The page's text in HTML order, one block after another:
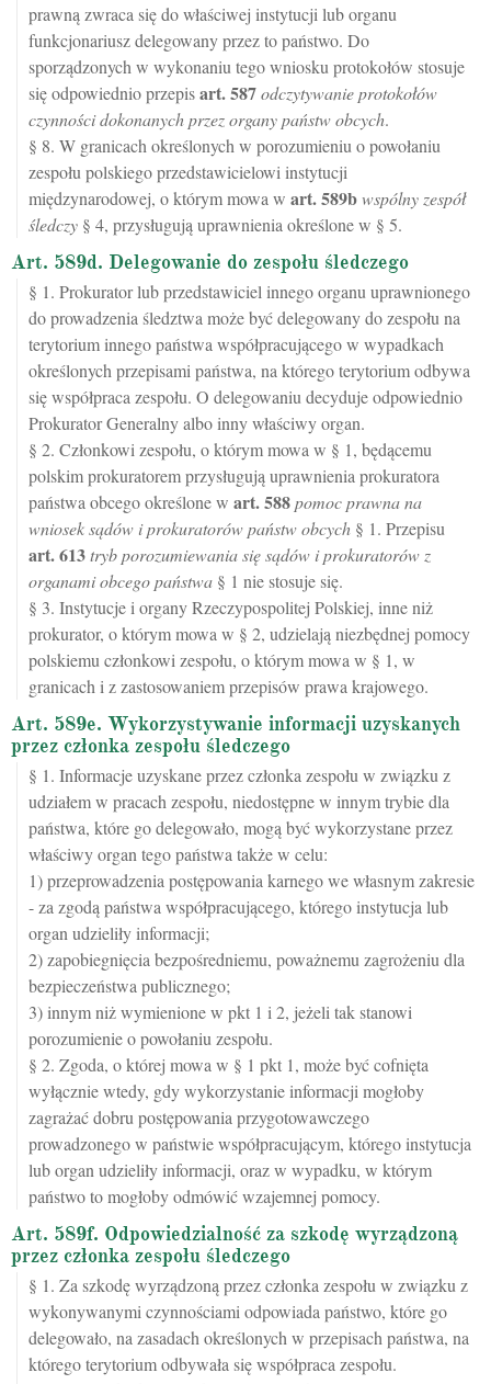
prawną zwraca się do właściwej instytucji lub organu
funkcjonariusz delegowany przez to państwo. Do
sporządzonych w wykonaniu tego wniosku protokołów stosuje
się odpowiednio przepisart.587odczytywanie protokołów
czynności dokonanych przez organy państw obcych.
§ 8. W granicach określonych w porozumieniu o powołaniu
zespołu polskiego przedstawicielowi instytucji
międzynarodowej, o którym mowa w art.589bwspólny zespół
śledczy § 4, przysługują uprawnienia określone w § 5.
Art. 589d. Delegowanie do zespołu śledczego
§ 1. Prokurator lub przedstawiciel innego organu uprawnionego
do prowadzenia śledztwa może być delegowany do zespołu na
terytorium innego państwa współpracującego w wypadkach
określonych przepisami państwa, na którego terytorium odbywa
się współpraca zespołu. O delegowaniu decyduje odpowiednio
Prokurator Generalny albo inny właściwy organ.
§ 2. Członkowi zespołu, o którym mowa w § 1, będącemu
polskim prokuratorem przysługują uprawnienia prokuratora
państwa obcego określone w art.588pomoc prawna na
wniosek sądów i prokuratorów państw obcych § 1. Przepisu
art.613tryb porozumiewania się sądów i prokuratorów z
organami obcego państwa § 1 nie stosuje się.
§ 3. Instytucje i organy Rzeczypospolitej Polskiej, inne niż
prokurator, o którym mowa w § 2, udzielają niezbędnej pomocy
polskiemu członkowi zespołu, o którym mowa w § 1, w
granicach i z zastosowaniem przepisów prawa krajowego.
Art. 589e. Wykorzystywanie informacji uzyskanych
przez członka zespołu śledczego
§ 1. Informacje uzyskane przez członka zespołu w związku z
udziałem w pracach zespołu, niedostępne w innym trybie dla
państwa, które go delegowało, mogą być wykorzystane przez
właściwy organ tego państwa także w celu:
1) przeprowadzenia postępowania karnego we własnym zakresie
- za zgodą państwa współpracującego, którego instytucja lub
organ udzieliły informacji;
2) zapobiegnięcia bezpośredniemu, poważnemu zagrożeniu dla
bezpieczeństwa publicznego;
3) innym niż wymienione w pkt 1 i 2, jeżeli tak stanowi
porozumienie o powołaniu zespołu.
§ 2. Zgoda, o której mowa w § 1 pkt 1, może być cofnięta
wyłącznie wtedy, gdy wykorzystanie informacji mogłoby
zagrażać dobru postępowania przygotowawczego
prowadzonego w państwie współpracującym, którego instytucja
lub organ udzieliły informacji, oraz w wypadku, w którym
państwo to mogłoby odmówić wzajemnej pomocy.
Art. 589f. Odpowiedzialność za szkodę wyrządzoną
przez członka zespołu śledczego
§ 1. Za szkodę wyrządzoną przez członka zespołu w związku z
wykonywanymi czynnościami odpowiada państwo, które go
delegowało, na zasadach określonych w przepisach państwa, na
którego terytorium odbywała się współpraca zespołu.